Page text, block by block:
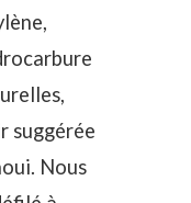
suggérée
. Nous